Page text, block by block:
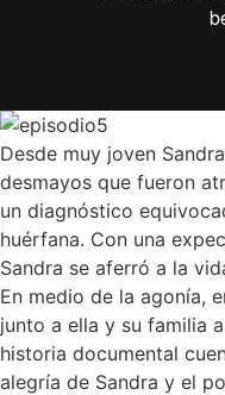
Desde muy joven
desmayos que fueron
un diagnóstico
huérfana. Con una
Sandra se aferró a la
En medio de la agonía,
junto a ella y su familia
historia documental
alegría de Sandra y el